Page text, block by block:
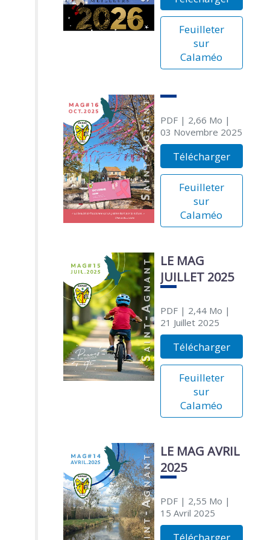
Feuilleter
sur
Calaméo
PDF| 2,66 Mo |
03 Novembre 2025
Télécharger
Feuilleter
sur
Calaméo
LE MAG
JUILLET 2025
PDF| 2,44 Mo |
21 Juillet 2025
Télécharger
Feuilleter
sur
Calaméo
LE MAG AVRIL
2025
PDF| 2,55 Mo |
15 Avril 2025